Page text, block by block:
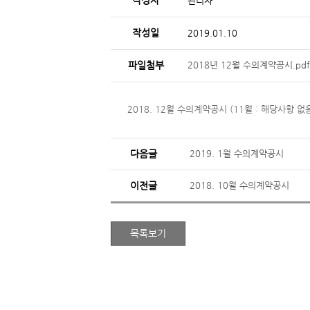
작성일 2019.01.10
파일첨부 2018년 12월 수의계약공시.pdf
2018. 12월 수의계약공시 (11월 : 해당사항 없
다음글 2019. 1월 수의계약공시
이전글 2018. 10월 수의계약공시